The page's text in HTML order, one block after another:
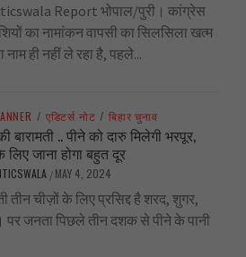
Report भोपाल/पुरी। कांग्रेस
का नामांकन वापसी का सिलसिला खत्म
नाम ही नहीं ले रहा है, पहले...
/ एडिटर्स नोट / बिहार चुनाव
बारामती .. पीने को दारु मिलेगी भरपूर,
लिए जाना होगा बहुत दूर
/ MAY 4, 2024
तीन चीज़ों के लिए प्रसिद्द है शरद, शुगर,
पर जनता पिछले तीन दशक से पीने के पानी